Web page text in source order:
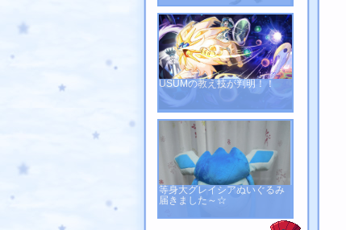
USUMの教え技が判明！！
等身大グレイシアぬいぐるみ
届きました～☆